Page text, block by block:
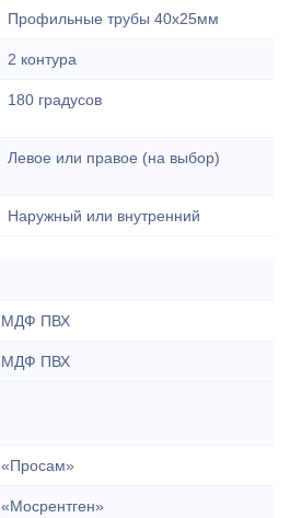
Профильные трубы 40х25мм
2 контура
180 градусов
Левое или правое (на выбор)
Наружный или внутренний
МДФ ПВХ
МДФ ПВХ
«Просам»
«Мосрентген»